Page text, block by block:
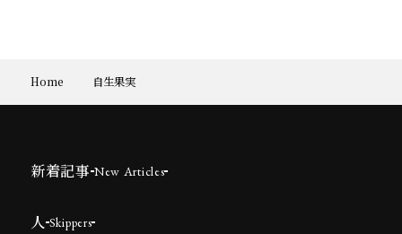
Home 自生果実
新着記事 New Articles
人 Skippers